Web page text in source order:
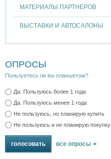
МАТЕРИАЛЫ ПАРТНЕРОВ
ВЫСТАВКИ И АВТОСАЛОНЫ
ОПРОСЫ
Пользуетесь ли вы планшетом?
Да. Пользуюсь более 1 года
Да. Пользуюсь менее 1 года
Не пользуюсь, но планирую купить
Не пользуюсь и не планирую покупку
все опросы